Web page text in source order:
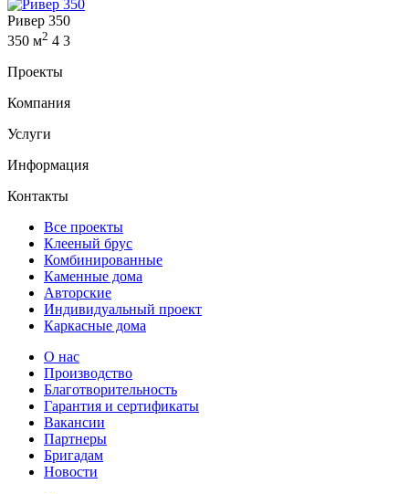
Ривер 350
350 м2 4 3
Проекты
Компания
Услуги
Информация
Контакты
Все проекты
Клееный брус
Комбинированные
Каменные дома
Авторские
Индивидуальный проект
Каркасные дома
О нас
Производство
Благотворительность
Гарантия и сертификаты
Вакансии
Партнеры
Бригадам
Новости